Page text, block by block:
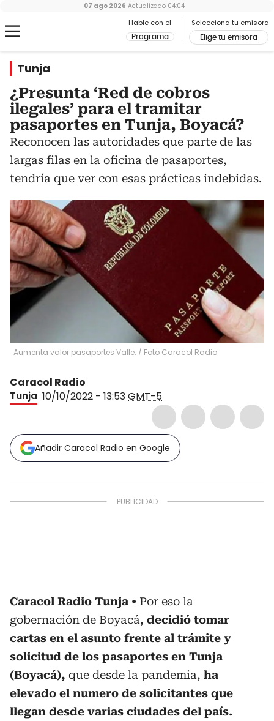
Hable con el
Programa
Selecciona tu emisora
Elige tu emisora
07 ago 2026 Actualizado 04:04
Tunja
¿Presunta ‘Red de cobros
ilegales’ para el tramitar
pasaportes en Tunja, Boyacá?
Reconocen las autoridades que parte de las
largas filas en la oficina de pasaportes,
tendría que ver con esas prácticas indebidas.
Aumenta valor pasaportes Valle. / Foto Caracol Radio
Caracol Radio
Tunja 10/10/2022 - 13:53GMT-5
Añadir Caracol Radio en Google
Caracol Radio Tunja
Por eso la
gobernación de Boyacá, decidió tomar
cartas en el asunto frente al trámite y
solicitud de los pasaportes en Tunja
(Boyacá), que desde la pandemia, ha
elevado el numero de solicitantes que
llegan desde varias ciudades del país.